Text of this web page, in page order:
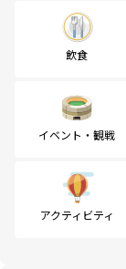
飲食
イベント・観戦
アクティビティ